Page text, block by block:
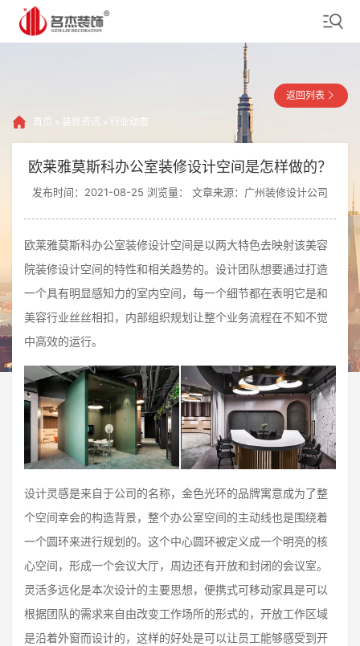
首页 » 装修资讯 » 行业动态
返回列表
欧莱雅莫斯科办公室装修设计空间是怎样做的？
发布时间：2021-08-25 浏览量： 文章来源：广州装修设计公司
欧莱雅莫斯科办公室装修设计空间是以两大特色去映射该美容
院装修设计空间的特性和相关趋势的。设计团队想要通过打造
一个具有明显感知力的室内空间，每一个细节都在表明它是和
美容行业丝丝相扣，内部组织规划让整个业务流程在不知不觉
中高效的运行。
设计灵感是来自于公司的名称，金色光环的品牌寓意成为了整
个空间幸会的构造背景，整个办公室空间的主动线也是围绕着
一个圆环来进行规划的。这个中心圆环被定义成一个明亮的核
心空间，形成一个会议大厅，周边还有开放和封闭的会议室。
灵活多远化是本次设计的主要思想，便携式可移动家具是可以
根据团队的需求来自由改变工作场所的形式的，开放工作区域
是沿着外窗而设计的，这样的好处是可以让员工能够感受到开